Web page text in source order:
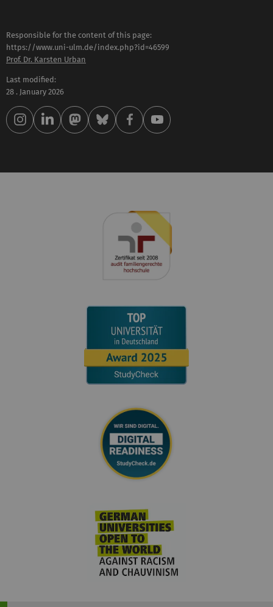
Responsible for the content of this page:
https://www.uni-ulm.de/index.php?id=46599
Prof. Dr. Karsten Urban
Last modified:
28 . January 2026